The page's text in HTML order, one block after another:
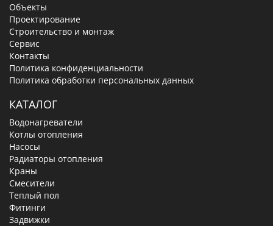
Объекты
Проектирование
Строительство и монтаж
Сервис
Контакты
Политика конфиденциальности
Политика обработки персональных данных
КАТАЛОГ
Водонагреватели
Котлы отопления
Насосы
Радиаторы отопления
Краны
Смесители
Теплый пол
Фитинги
Задвижки